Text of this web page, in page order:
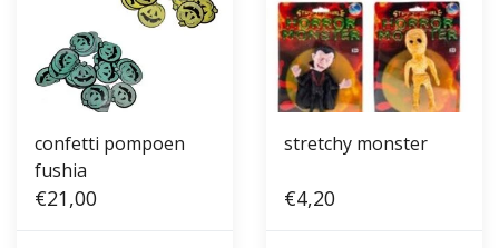
confetti pompoen
fushia
€21,00
stretchy monster
€4,20